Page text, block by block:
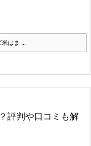
米はま ...
評判や口コミも解